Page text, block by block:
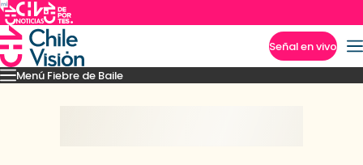
Señal en vivo
Menú Fiebre de Baile
Mejores MomentosPresentacionesEl VAR-After del baile
Imperdibles